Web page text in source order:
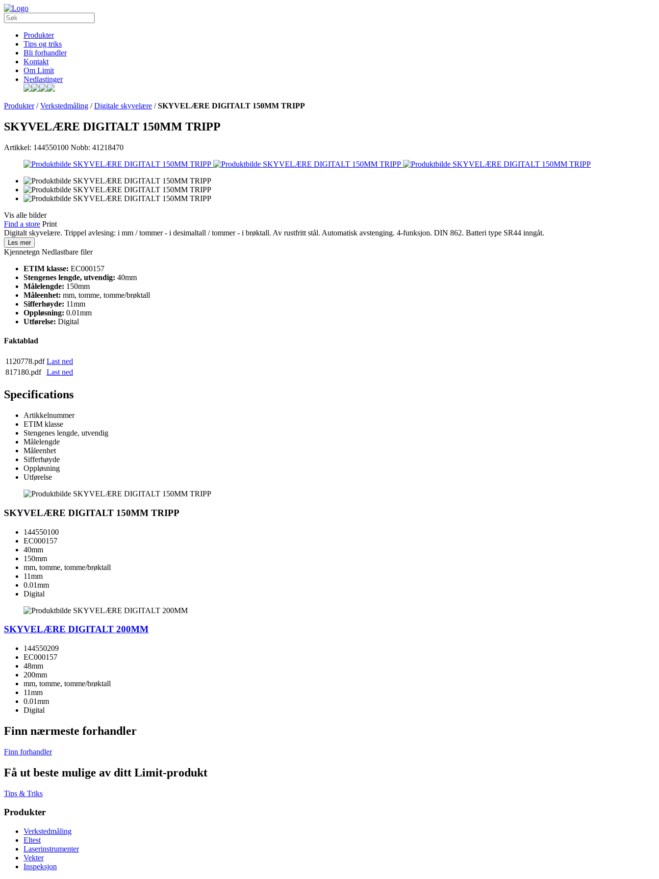
Produkter
Tips og triks
Bli forhandler
Kontakt
Om Limit
Nedlastinger
Produkter/Verkstedmåling /Digitale skyvelære /SKYVELÆRE DIGITALT 150MM TRIPP
SKYVELÆRE DIGITALT 150MM TRIPP
Artikkel: 144550100 Nobb: 41218470
Vis alle bilder
Find a store Print
Digitalt skyvelære. Trippel avlesing: i mm / tommer - i desimaltall / tommer - i brøktall. Av rustfritt stål. Automatisk avstenging. 4-funksjon. DIN 862. Batteri type SR44 inngåt.
Les mer
Kjennetegn Nedlastbare filer
ETIM klasse: EC000157
Stengenes lengde, utvendig: 40mm
Målelengde: 150mm
Måleenhet: mm, tomme, tomme/brøktall
Sifferhøyde: 11mm
Oppløsning: 0.01mm
Utførelse: Digital
Faktablad
1120778.pdf Last ned
817180.pdf
Last ned
Specifications
Artikkelnummer
ETIM klasse
Stengenes lengde, utvendig
Målelengde
Måleenhet
Sifferhøyde
Oppløsning
Utførelse
SKYVELÆRE DIGITALT 150MM TRIPP
144550100
EC000157
40mm
150mm
mm, tomme, tomme/brøktall
11mm
0.01mm
Digital
SKYVELÆRE DIGITALT 200MM
144550209
EC000157
48mm
200mm
mm, tomme, tomme/brøktall
11mm
0.01mm
Digital
Finn nærmeste forhandler
Finn forhandler
Få ut beste mulige av ditt Limit-produkt
Tips & Triks
Produkter
Verkstedmåling
Eltest
Laserinstrumenter
Vekter
Inspeksjon